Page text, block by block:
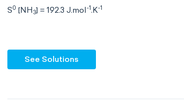
S0 [NH 3] = 192.3 J.mol-1.K-1
See Solutions